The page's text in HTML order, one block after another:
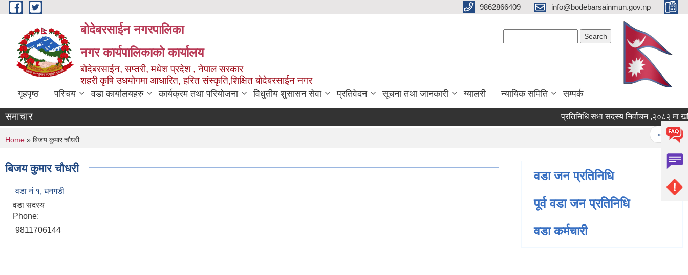
Skip to main content 9862866409 info@bodebarsainmun.gov.np
बोदेबरसाईन नगरपालिका
नगर कार्यपालिकाको कार्यालय
बोदेबरसाईन, सप्तरी, मधेश प्रदेश , नेपाल सरकार
शहरी कृषि उधयोगमा आधारित, हरित संस्कृति,शिक्षित बोदेबरसाईन नगर
गृहपृष्ठ परिचय वडा कार्यालयहरु कार्यक्रम तथा परियोजना विधुतीय शुसासन सेवा प्रतिवेदन सूचना तथा जानकारी ग्यालरी न्यायिक समिति सम्पर्क
समाचार प्रतिनिधि सभा सदस्य
« first
You are here
Home » बिजय कुमार चौधरी
बिजय कुमार चौधरी
वडा नं‌ १, धनगडी
वडा सदस्य
Phone:
9811706144
वडा जन प्रतिनिधि
पूर्व वडा जन प्रतिनिधि
वडा कर्मचारी